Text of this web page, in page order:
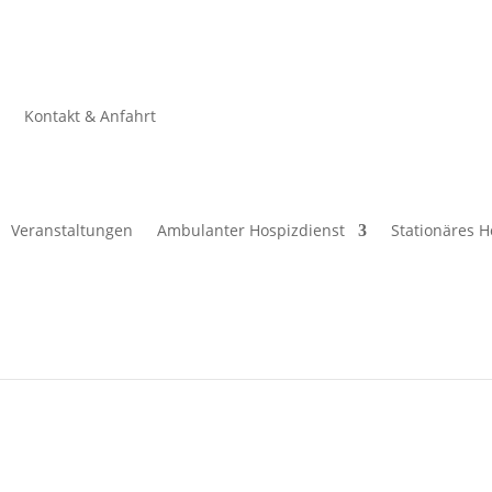
Kontakt & Anfahrt
Veranstaltungen Ambulanter Hospizdienst Stationäres